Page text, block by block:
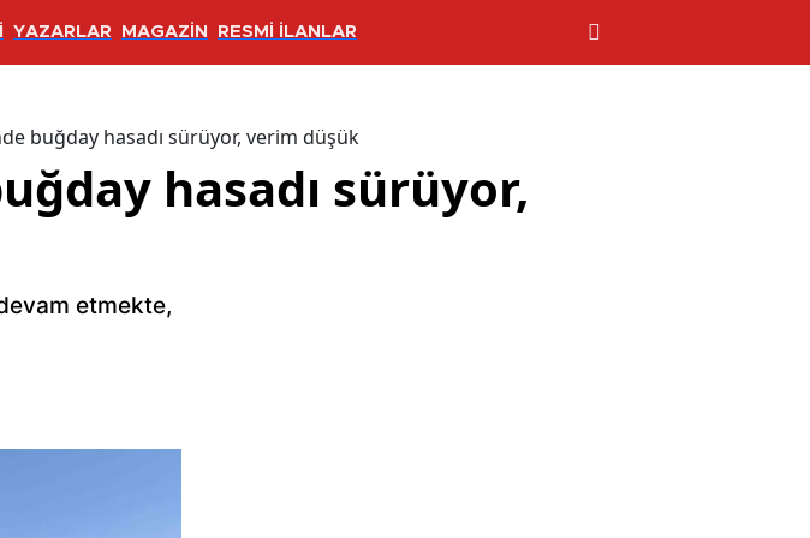
YAZARLAR MAGAZİN RESMİ İLANLAR
buğday hasadı sürüyor, verim düşük
hasadı sürüyor,
etmekte,